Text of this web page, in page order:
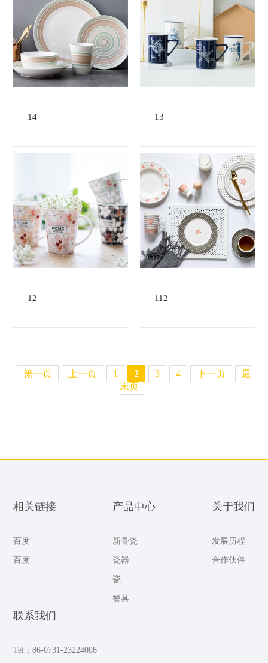
14 13
12 112
第一页 上一页 1 2 3 4 下一页
最
末页
相关链接
百度
百度
产品中心
新骨瓷
瓷器
瓷
餐具
关于我们
发展历程
合作伙伴
联系我们
Tel：86-0731-23224008